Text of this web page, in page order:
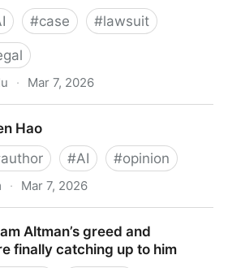
#case #lawsuit
· Mar 7, 2026
| Stanford Law School
Hao
author #AI #opinion
· Mar 7, 2026
Altman’s greed and
finally catching up to him